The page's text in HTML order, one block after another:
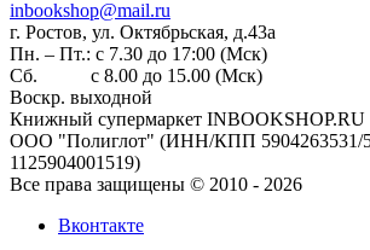
inbookshop@mail.ru
г. Ростов, ул. Октябрьская, д.43а
Пн. – Пт.: с 7.30 до 17:00 (Мск)
Сб. с 8.00 до 15.00 (Мск)
Воскр. выходной
Книжный супермаркет INBOOKSHOP.RU
ООО "Полиглот" (ИНН/КПП 5904263531/
1125904001519)
Все права защищены © 2010 - 2026
Вконтакте